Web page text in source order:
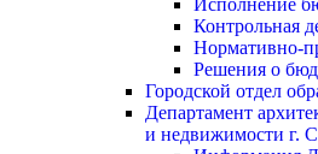
Исполнение
Контрольная
Нормативно-
Решения о
Городской отдел
Департамент
и недвижимости г.